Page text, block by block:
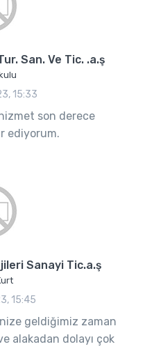
San. Ve Tic. .a.ş
15:33
son derece
ediyorum.
Sanayi Tic.a.ş
15:45
geldiğimiz zaman
alakadan dolayı çok